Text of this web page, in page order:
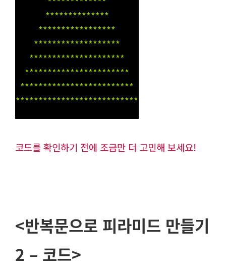
**************
*****************
*******************
*********************
***********************
*************************
***************************
코드를 확인하기 전에 조금만 더 고민해 보세요!
<반복문으로 피라미드 만들기
2 – 코드>